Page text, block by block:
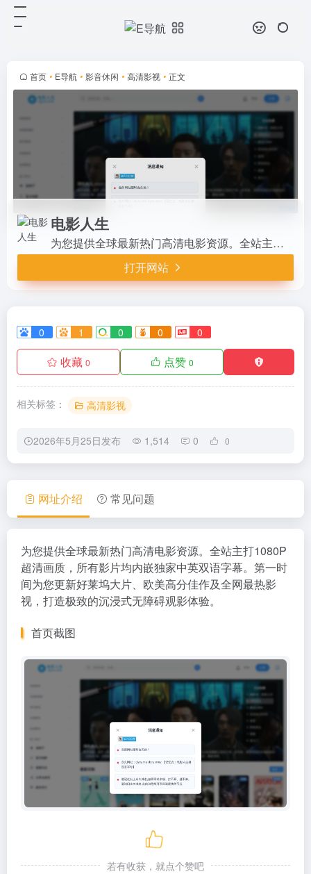
首页 • E导航 • 影音休闲 • 高清影视 • 正文
电影人生
为您提供全球最新热门高清电影资源。全站主打1080P超清画质，所有影片均内嵌独家中英双语字幕。第一时间为您更新好莱坞大片、欧美高分佳作及全网最热影视，打造极致的沉浸式无障碍观影体验。
打开网站
0 1 0 0 0
收藏 0 点赞 0
相关标签： 高清影视
2026年5月25日发布 1,514 0 0
有影片均内嵌独家中英双语字幕。第
一时间为您更新好莱坞大片、欧美高
分佳作及全网最热影视，打造极致
的...
网址介绍 常见问题
为您提供全球最新热门高清电影资源。全站主打1080P
超清画质，所有影片均内嵌独家中英双语字幕。第一时
间为您更新好莱坞大片、欧美高分佳作及全网最热影
视，打造极致的沉浸式无障碍观影体验。
首页截图
若有收获，就点个赞吧